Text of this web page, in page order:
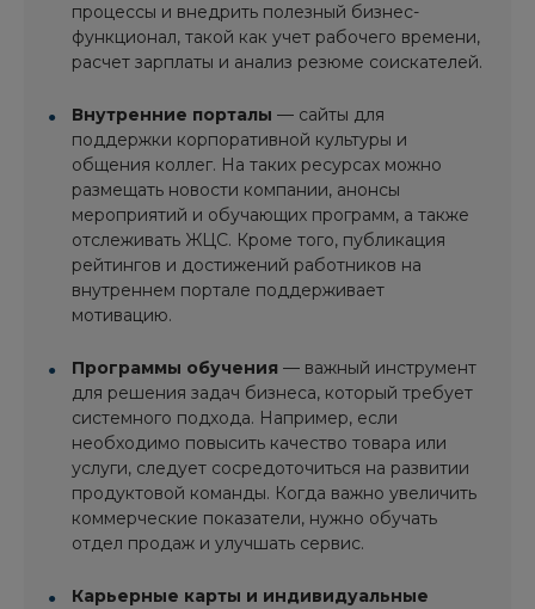
процессы и внедрить полезный бизнес-
функционал, такой как учет рабочего времени,
расчет зарплаты и анализ резюме соискателей.
Внутренние порталы — сайты для
поддержки корпоративной культуры и
общения коллег. На таких ресурсах можно
размещать новости компании, анонсы
мероприятий и обучающих программ, а также
отслеживать ЖЦС. Кроме того, публикация
рейтингов и достижений работников на
внутреннем портале поддерживает
мотивацию.
Программы обучения — важный инструмент
для решения задач бизнеса, который требует
системного подхода. Например, если
необходимо повысить качество товара или
услуги, следует сосредоточиться на развитии
продуктовой команды. Когда важно увеличить
коммерческие показатели, нужно обучать
отдел продаж и улучшать сервис.
Карьерные карты и индивидуальные